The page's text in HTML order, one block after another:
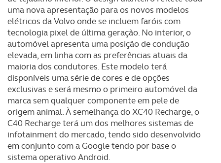
consentimento e quando tal se afigure estritamente
necessário no contexto dos serviços a prestar.
Realçamos que o bloqueio de certo tipo de Cookies e
tecnologias similares pode ter impacto na sua
experiência de navegação no Website e nos serviços
disponibilizados.
Consulte a política de cookies do site.
uma nova apresentação para os novos modelos
elétricos da Volvo onde se incluem faróis com
tecnologia pixel de última geração. No interior, o
automóvel apresenta uma posição de condução
elevada, em linha com as preferências atuais da
maioria dos condutores. Este modelo terá
disponíveis uma série de cores e de opções
exclusivas e será mesmo o primeiro automóvel da
marca sem qualquer componente em pele de
origem animal. À semelhança do XC40 Recharge, o
C40 Recharge terá um dos melhores sistemas de
infotainment do mercado, tendo sido desenvolvido
em conjunto com a Google tendo por base o
sistema operativo Android.